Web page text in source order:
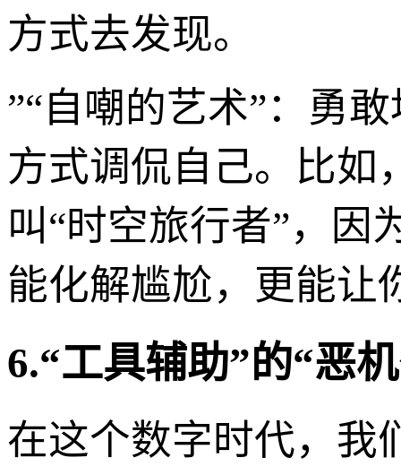
方式去发现。
”“自嘲的艺术”：勇
方式调侃自己。比如
叫“时空旅行者”，因
能化解尴尬，更能让
6.“工具辅助”的“恶
在这个数字时代，我